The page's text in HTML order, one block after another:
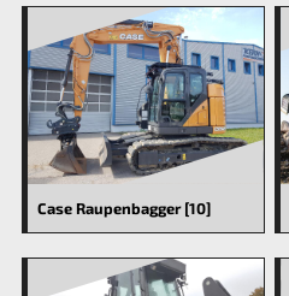
Case Raupenbagger [10]